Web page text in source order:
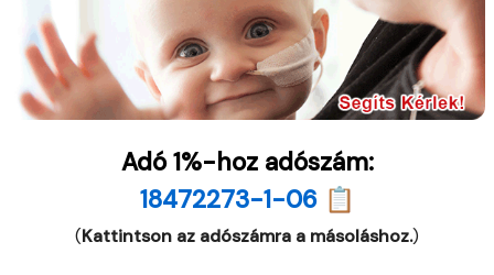
Adó 1%-hoz adószám:
18472273-1-06 📋
(Kattintson az adószámra a másoláshoz.)